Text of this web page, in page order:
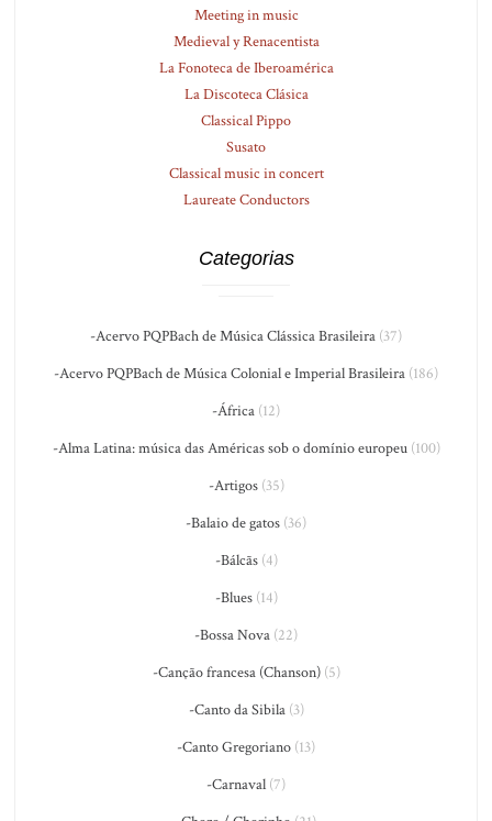
Meeting in music
Medieval y Renacentista
La Fonoteca de Iberoamérica
La Discoteca Clásica
Classical Pippo
Susato
Classical music in concert
Laureate Conductors
Categorias
-Acervo PQPBach de Música Clássica Brasileira (37)
-Acervo PQPBach de Música Colonial e Imperial Brasileira (186)
-África (12)
-Alma Latina: música das Américas sob o domínio europeu(100)
-Artigos(35)
-Balaio de gatos (36)
-Bálcãs(4)
-Blues(14)
-Bossa Nova (22)
-Canção francesa (Chanson)(5)
-Canto da Sibila(3)
-Canto Gregoriano (13)
-Carnaval (7)